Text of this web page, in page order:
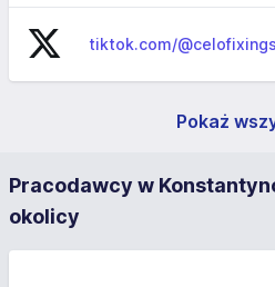
tiktok.com/@celofixings
Pokaż
Pracodawcy w
okolicy